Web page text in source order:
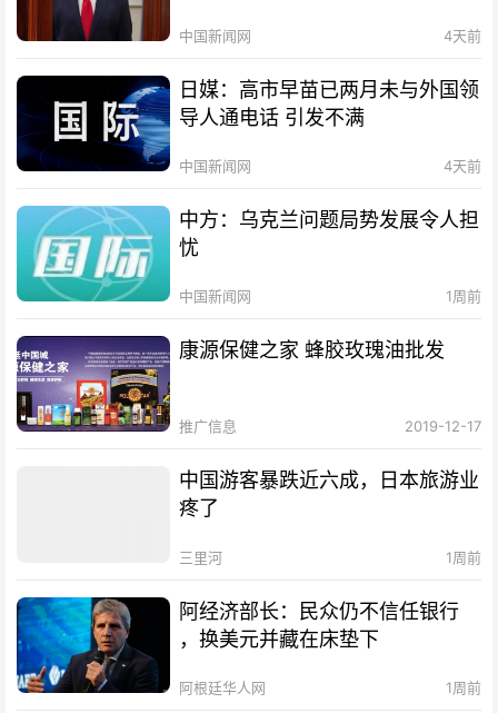
中国新闻网 4天前
日媒：高市早苗已两月未与外国领
导人通电话 引发不满
中国新闻网 4天前
中方：乌克兰问题局势发展令人担
忧
中国新闻网 1周前
康源保健之家 蜂胶玫瑰油批发
推广信息 2019-12-17
中国游客暴跌近六成，日本旅游业
疼了
三里河 1周前
阿经济部长：民众仍不信任银行
，换美元并藏在床垫下
阿根廷华人网 1周前